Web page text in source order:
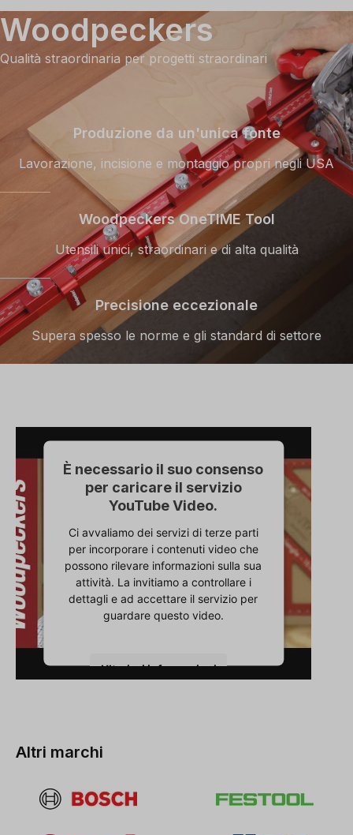
Woodpeckers
Qualità straordinaria per progetti straordinari
Produzione da un'unica fonte
Lavorazione, incisione e montaggio propri negli USA
Woodpeckers OneTIME Tool
Utensili unici, straordinari e di alta qualità
Precisione eccezionale
Supera spesso le norme e gli standard di settore
È necessario il suo consenso
per caricare il servizio
YouTube Video.
Ci avvaliamo dei servizi di terze parti
per incorporare i contenuti video che
possono rilevare informazioni sulla sua
attività. La invitiamo a controllare i
dettagli e ad accettare il servizio per
guardare questo video.
Ulteriori informazioni
Altri marchi